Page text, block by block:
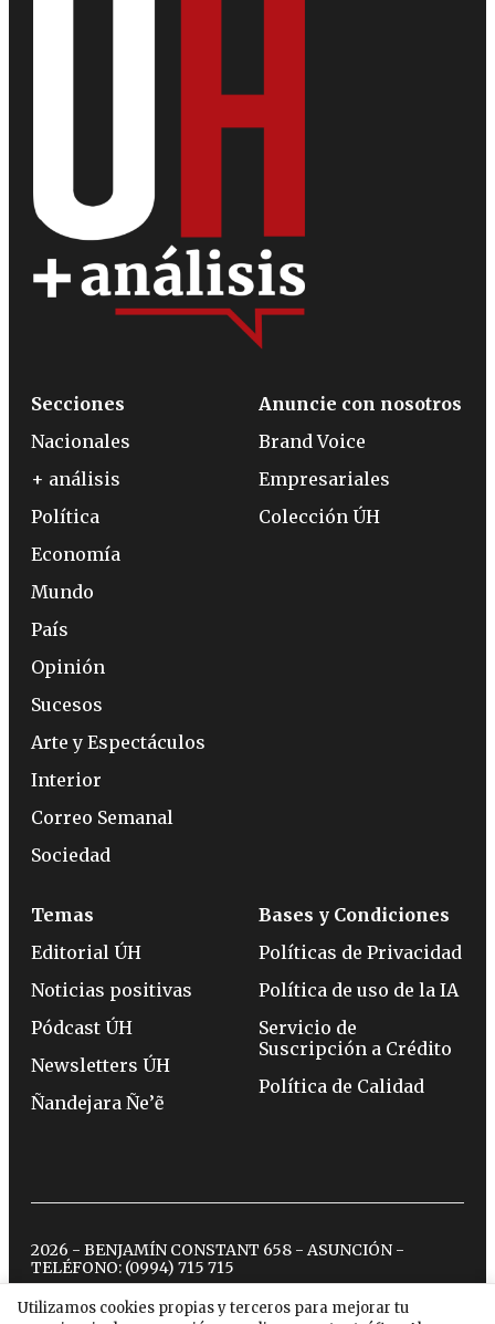
Utilizamos cookies propias y terceros para mejorar tu
Secciones
Nacionales
+ análisis
Política
Economía
Mundo
País
Opinión
Sucesos
Arte y Espectáculos
Interior
Correo Semanal
Sociedad
Anuncie con nosotros
Brand Voice
Empresariales
Colección ÚH
Temas
Editorial ÚH
Noticias positivas
Pódcast ÚH
Newsletters ÚH
Ñandejara Ñe’ẽ
Bases y Condiciones
Políticas de Privacidad
Política de uso de la IA
Servicio de
Suscripción a Crédito
Política de Calidad
2026 - BENJAMÍN CONSTANT 658 - ASUNCIÓN -
TELÉFONO: (0994) 715 715